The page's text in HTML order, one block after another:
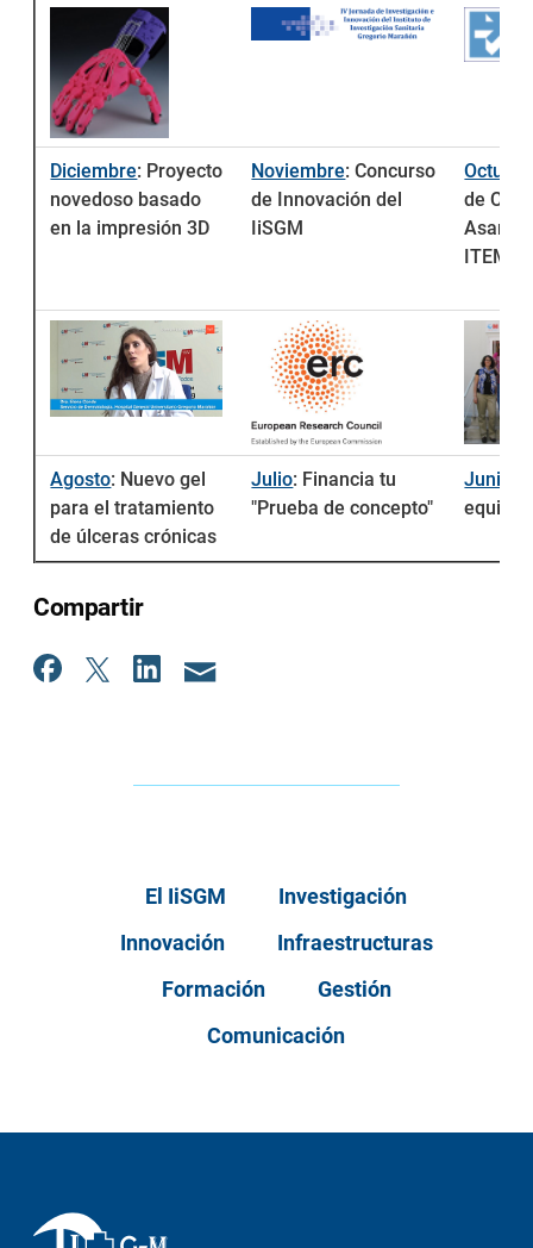
Diciembre: Proyecto
novedoso basado
en la impresión 3D
Noviembre: Concurso
de Innovación del
IiSGM
Octubre
de
Agosto: Nuevo gel
para el tratamiento
de úlceras crónicas
Julio: Financia tu
"Prueba de concepto"
Junio
equipo
Compartir
El IiSGM
Investigación
Innovación
Infraestructuras
Formación
Gestión
Comunicación